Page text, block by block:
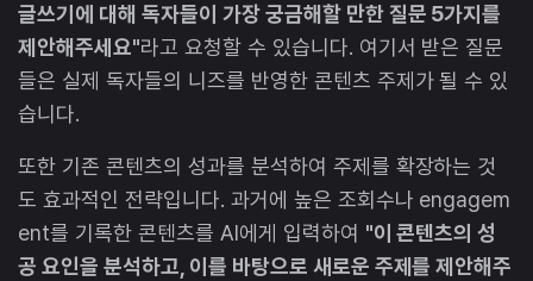
글쓰기에 대해 독자들이 가장 궁금해할 만한 질문 5가지를
제안해주세요"라고 요청할 수 있습니다. 여기서 받은 질문
들은 실제 독자들의 니즈를 반영한 콘텐츠 주제가 될 수 있
습니다.
또한 기존 콘텐츠의 성과를 분석하여 주제를 확장하는 것
도 효과적인 전략입니다. 과거에 높은 조회수나 engagem
ent를 기록한 콘텐츠를 AI에게 입력하여 "이 콘텐츠의 성
공 요인을 분석하고, 이를 바탕으로 새로운 주제를 제안해주